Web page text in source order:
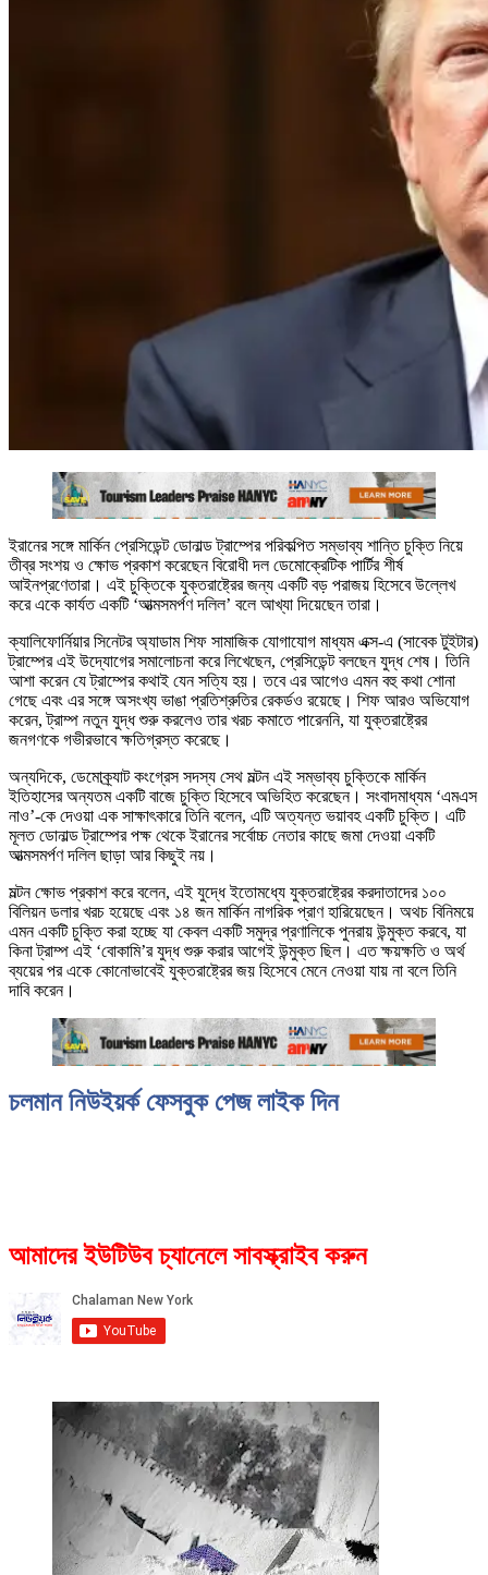
ইরানের সঙ্গে মার্কিন প্রেসিডেন্ট ডোনাল্ড ট্রাম্পের পরিকল্পিত সম্ভাব্য শান্তি চুক্তি নিয়ে
তীব্র সংশয় ও ক্ষোভ প্রকাশ করেছেন বিরোধী দল ডেমোক্রেটিক পার্টির শীর্ষ
আইনপ্রণেতারা। এই চুক্তিকে যুক্তরাষ্ট্রের জন্য একটি বড় পরাজয় হিসেবে উল্লেখ
করে একে কার্যত একটি ‘আত্মসমর্পণ দলিল’ বলে আখ্যা দিয়েছেন তারা।
ক্যালিফোর্নিয়ার সিনেটর অ্যাডাম শিফ সামাজিক যোগাযোগ মাধ্যম এক্স-এ (সাবেক টুইটার)
ট্রাম্পের এই উদ্যোগের সমালোচনা করে লিখেছেন, প্রেসিডেন্ট বলছেন যুদ্ধ শেষ। তিনি
আশা করেন যে ট্রাম্পের কথাই যেন সত্যি হয়। তবে এর আগেও এমন বহু কথা শোনা
গেছে এবং এর সঙ্গে অসংখ্য ভাঙা প্রতিশ্রুতির রেকর্ডও রয়েছে। শিফ আরও অভিযোগ
করেন, ট্রাম্প নতুন যুদ্ধ শুরু করলেও তার খরচ কমাতে পারেননি, যা যুক্তরাষ্ট্রের
জনগণকে গভীরভাবে ক্ষতিগ্রস্ত করেছে।
অন্যদিকে, ডেমোক্র্যাট কংগ্রেস সদস্য সেথ মল্টন এই সম্ভাব্য চুক্তিকে মার্কিন
ইতিহাসের অন্যতম একটি বাজে চুক্তি হিসেবে অভিহিত করেছেন। সংবাদমাধ্যম ‘এমএস
নাও’-কে দেওয়া এক সাক্ষাৎকারে তিনি বলেন, এটি অত্যন্ত ভয়াবহ একটি চুক্তি। এটি
মূলত ডোনাল্ড ট্রাম্পের পক্ষ থেকে ইরানের সর্বোচ্চ নেতার কাছে জমা দেওয়া একটি
আত্মসমর্পণ দলিল ছাড়া আর কিছুই নয়।
মল্টন ক্ষোভ প্রকাশ করে বলেন, এই যুদ্ধে ইতোমধ্যে যুক্তরাষ্ট্রের করদাতাদের ১০০
বিলিয়ন ডলার খরচ হয়েছে এবং ১৪ জন মার্কিন নাগরিক প্রাণ হারিয়েছেন। অথচ বিনিময়ে
এমন একটি চুক্তি করা হচ্ছে যা কেবল একটি সমুদ্র প্রণালিকে পুনরায় উন্মুক্ত করবে, যা
কিনা ট্রাম্প এই ‘বোকামি’র যুদ্ধ শুরু করার আগেই উন্মুক্ত ছিল। এত ক্ষয়ক্ষতি ও অর্থ
ব্যয়ের পর একে কোনোভাবেই যুক্তরাষ্ট্রের জয় হিসেবে মেনে নেওয়া যায় না বলে তিনি
দাবি করেন।
চলমান নিউইয়র্ক ফেসবুক পেজ লাইক দিন
আমাদের ইউটিউব চ্যানেলে সাবস্ক্রাইব করুন